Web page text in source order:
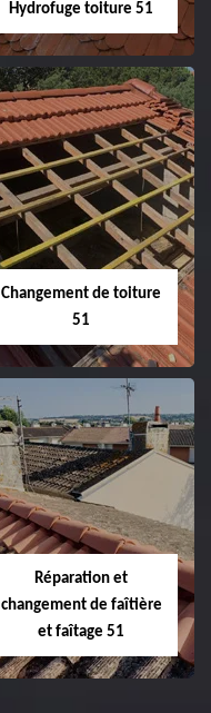
Hydrofuge toiture 51
Hydrofuge toiture
51
Changement de toiture
51
Changement de
toiture 51
Réparation et
changement de faîtière
et faîtage 51